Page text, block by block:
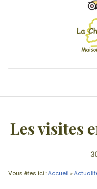
Les visites
Vous êtes ici :Accueil »